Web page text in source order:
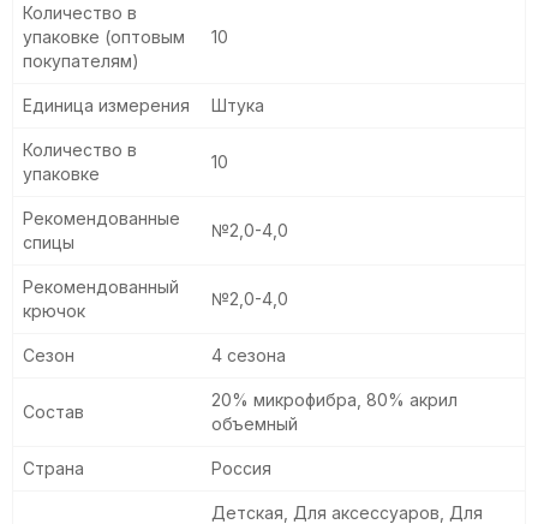
Количество в
упаковке (оптовым
покупателям)
10
Единица измерения Штука
Количество в
упаковке
10
Рекомендованные
спицы
№2,0-4,0
Рекомендованный
крючок
№2,0-4,0
Сезон 4 сезона
Состав
20% микрофибра, 80% акрил
объемный
Страна Россия
Детская, Для аксессуаров, Для
027
018